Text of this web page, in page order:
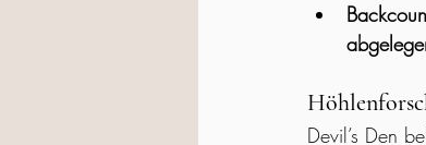
Devil’s Den